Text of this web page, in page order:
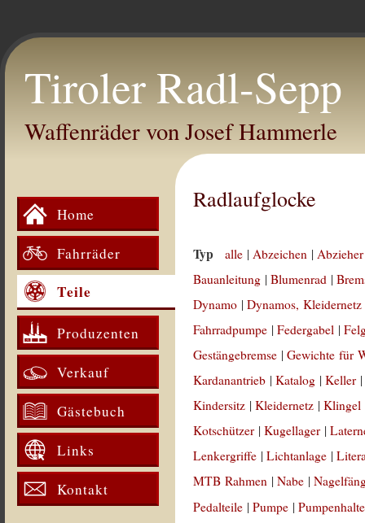
Tiroler Radl-Sepp
Waffenräder von Josef Hammerle
Home
Fahrräder
Teile
Produzenten
Verkauf
Gästebuch
Links
Kontakt
Radlaufglocke
Typ alle |Abzeichen |
Bauanleitung |Blumenrad |
Dynamo |Dynamos, Kleidernetz
Fahrradpumpe |Federgabel |
Gestängebremse |Gewichte für
Kardanantrieb |Katalog |Keller
Kindersitz |Kleidernetz |Klingel
Kotschützer |Kugellager |
Lenkergriffe |Lichtanlage |
MTB Rahmen |Nabe |
Pedalteile |Pumpe |